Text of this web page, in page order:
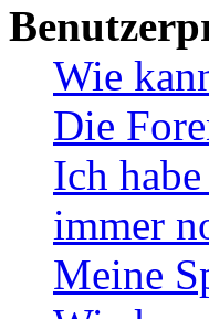
Wie
Die
Ich
immer
Meine